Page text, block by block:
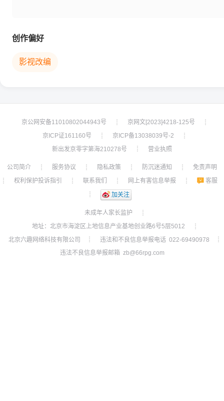
创作偏好
影视改编
京公网安备11010802044943号 ┊ 京网文[2023]4218-125号
┊
京ICP证161160号
┊ 京ICP备13038039号-2
┊
新出发京零字第海210278号
┊ 营业执照
公司简介 ┊ 服务协议 ┊ 隐私政策 ┊ 防沉迷通知 ┊
免责声明
┊
权利保护投诉指引 ┊ 联系我们 ┊ 网上有害信息举报 ┊
客服
┊
加关注
未成年人家长监护
┊
地址：北京市海淀区上地信息产业基地创业路6号5层5012
┊
北京六趣网络科技有限公司
┊ 违法和不良信息举报电话 022-69490978
┊
违法不良信息举报邮箱 zb@66rpg.com